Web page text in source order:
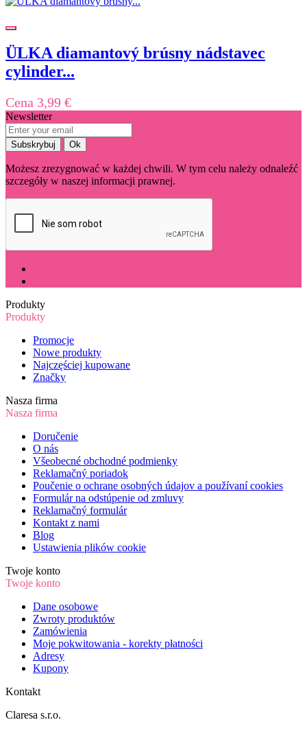
ÜLKA diamantový brúsny nádstavec
cylinder...
Cena 3,99 €
Newsletter
Możesz zrezygnować w każdej chwili. W tym celu należy odnaleźć
szczegóły w naszej informacji prawnej.
Produkty
Produkty
Promocje
Nowe produkty
Najczęściej kupowane
Značky
Nasza firma
Nasza firma
Doručenie
O nás
Všeobecné obchodné podmienky
Reklamačný poriadok
Poučenie o ochrane osobných údajov a používaní cookies
Formulár na odstúpenie od zmluvy
Reklamačný formulár
Kontakt z nami
Blog
Ustawienia plików cookie
Twoje konto
Twoje konto
Dane osobowe
Zwroty produktów
Zamówienia
Moje pokwitowania - korekty płatności
Adresy
Kupony
Kontakt
Claresa s.r.o.